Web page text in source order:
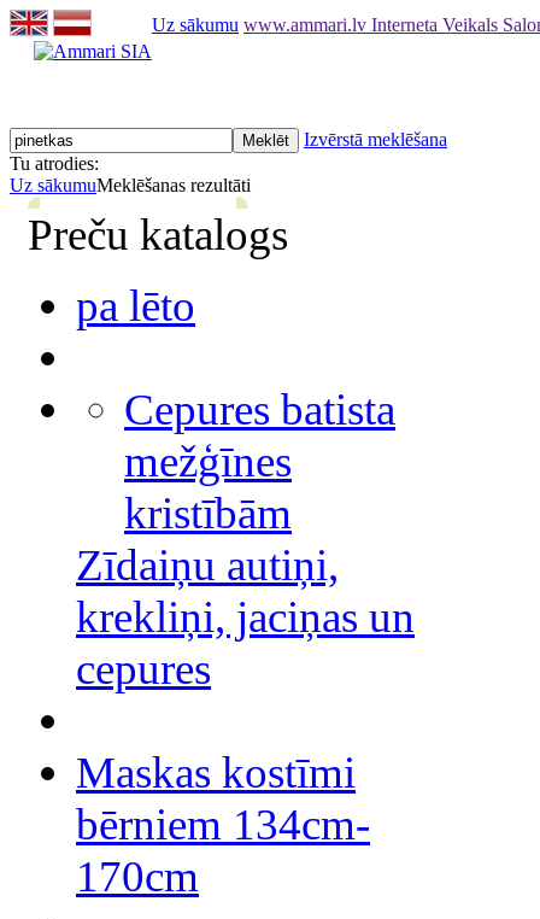
Uz sākumu www.ammari.lv Interneta Veikals
Izvērstā meklēšana
Tu atrodies:
Uz sākumuMeklēšanas rezultāti
Preču katalogs
pa lēto
Cepures batista
mežģīnes
kristībām
Zīdaiņu autiņi,
krekliņi, jaciņas un
cepures
Maskas kostīmi
bērniem 134cm-
170cm